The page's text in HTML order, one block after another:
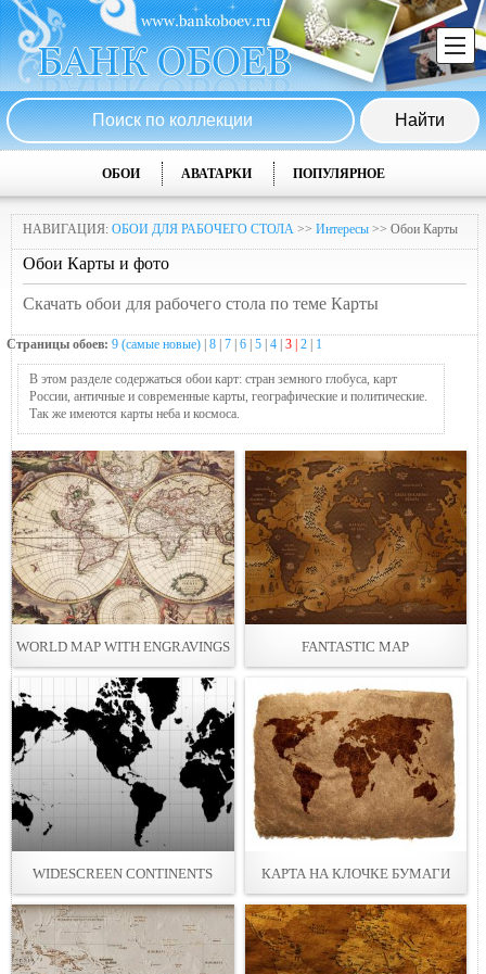
ОБОИ АВАТАРКИ ПОПУЛЯРНОЕ
НАВИГАЦИЯ: ОБОИ ДЛЯ РАБОЧЕГО СТОЛА >> Интересы >> Обои Карты
Обои Карты и фото
Скачать обои для рабочего стола по теме Карты
Страницы обоев: 9 (самые новые) 8 7 6 5 4 3 | 2 1
В этом разделе содержаться обои карт: стран земного глобуса, карт
России, античные и современные карты, географические и политические.
Так же имеются карты неба и космоса.
WORLD MAP WITH ENGRAVINGS FANTASTIC MAP
WIDESCREEN CONTINENTS КАРТА НА КЛОЧКЕ БУМАГИ